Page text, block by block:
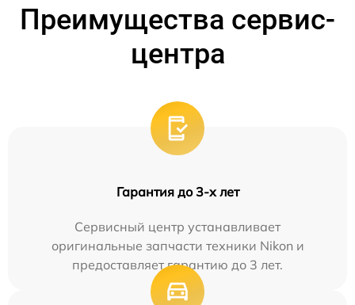
Преимущества сервис-
центра
Гарантия до 3-х лет
Сервисный центр устанавливает
оригинальные запчасти техники Nikon и
предоставляет гарантию до 3 лет.